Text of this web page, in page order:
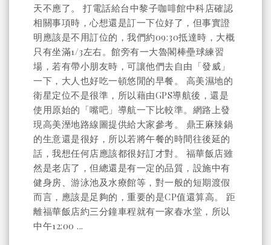
天不應了。 打電話給台中黎子咖啡館中科店確認
相關事項時，心想還是訂一下位好了，但事實證
明應該是不用訂位的，我們約09:30抵達時，大概
只有坐滿1/3左右。館旁有一大魯閣棒壘球練習
場，若有帶小朋友時，可讓他們去自由「發威」
一下，大人也好吃一頓悠閒的早餐。 高美濕地的
衛星定位不是很準，所以藉由GPS導航後，還是
使用原始的「嘴吧」導航一下比較準。網路上發
現高美溼地路線圖提供給大家參考。 鼎王麻辣鍋
的生意還是很好，所以若將午餐的時間往後延的
話，我想任何店應該都很好訂才對。 福華飯店雖
然是老店了，但總還是有一定的品質，設施中有
健身房、游泳池及水療館等，對一般的短期渡假
而言，應該是足夠的，重要的是CP值還算高。 距
離福華飯店約三分鐘車程就有一家春水堂，所以
中午12:00 ...